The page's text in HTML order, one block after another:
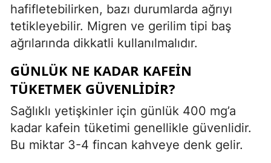
hafifletebilirken, bazı durumlarda ağrıyı
tetikleyebilir. Migren ve gerilim tipi baş
ağrılarında dikkatli kullanılmalıdır.
GÜNLÜK NE KADAR KAFEIN
TÜKETMEK GÜVENLIDIR?
Sağlıklı yetişkinler için günlük 400 mg’a
kadar kafein tüketimi genellikle güvenlidir.
Bu miktar 3-4 fincan kahveye denk gelir.